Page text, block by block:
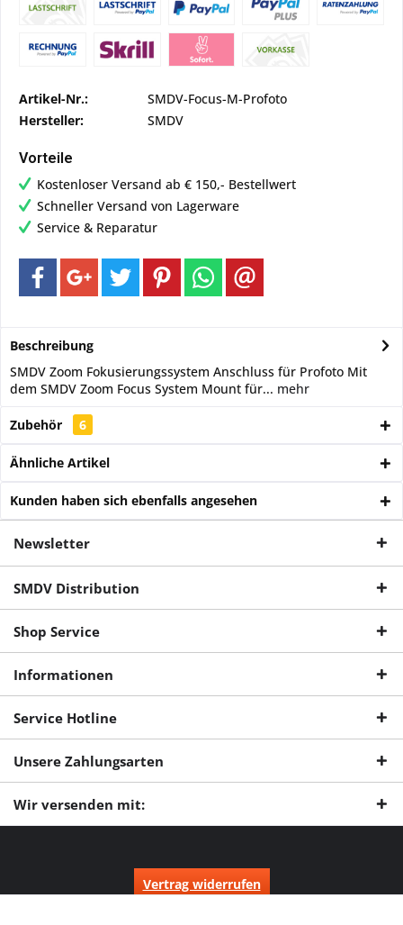
Artikel-Nr.:
SMDV-Focus-M-Profoto
Hersteller:
SMDV
Vorteile
Kostenloser Versand ab € 150,- Bestellwert
Schneller Versand von Lagerware
Service & Reparatur
Beschreibung
SMDV Zoom Fokusierungssystem Anschluss für Profoto Mit
dem SMDV Zoom Focus System Mount für... mehr
Zubehör 6
Ähnliche Artikel
Kunden haben sich ebenfalls angesehen
Newsletter
SMDV Distribution
Shop Service
Informationen
Service Hotline
Unsere Zahlungsarten
Wir versenden mit:
Vertrag widerrufen